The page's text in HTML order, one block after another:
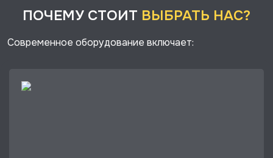
ПОЧЕМУ СТОИТ ВЫБРАТЬ НАС?
Современное оборудование включает: